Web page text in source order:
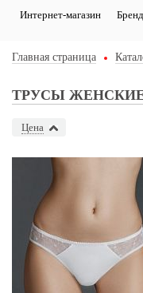
Интернет-магазин
Главная страница
ТРУСЫ
Цена